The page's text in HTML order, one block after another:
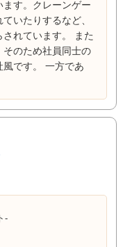
ます。クレーンゲー
いたりするなど、
れています。 また
のため社員同士の
です。 一方であ
-